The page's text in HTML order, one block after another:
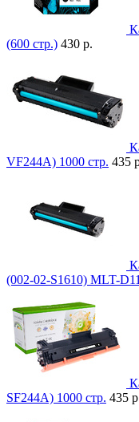
(600 стр.) 430 р.
VF244A) 1000 стр. 435
(002-02-S1610) MLT-
SF244A) 1000 стр. 435